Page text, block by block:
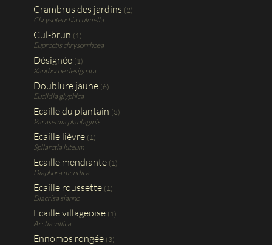
Crambrus des jardins (2)
Chrysoteuchia culmella
Cul-brun (1)
Euproctis chrysorrhoea
Désignée (1)
Xanthoroe designata
Doublure jaune (6)
Euclidia glyphica
Ecaille du plantain (3)
Parasemia plantaginis
Ecaille lièvre (1)
Spilarctia luteum
Ecaille mendiante (1)
Diaphora mendica
Ecaille roussette (1)
Diacrisa sianno
Ecaille villageoise (1)
Arctia villica
Ennomos rongée (3)